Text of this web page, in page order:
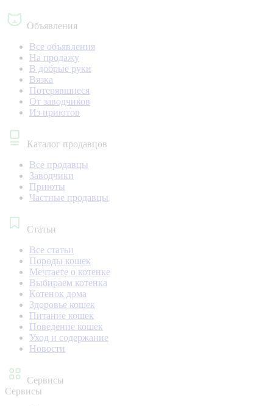
Объявления
Все объявления
На продажу
В добрые руки
Вязка
Потерявшиеся
От заводчиков
Из приютов
Каталог продавцов
Все продавцы
Заводчики
Приюты
Частные продавцы
Статьи
Все статьи
Породы кошек
Мечтаете о котенке
Выбираем котенка
Котенок дома
Здоровье кошек
Питание кошек
Поведение кошек
Уход и содержание
Новости
Сервисы
Сервисы